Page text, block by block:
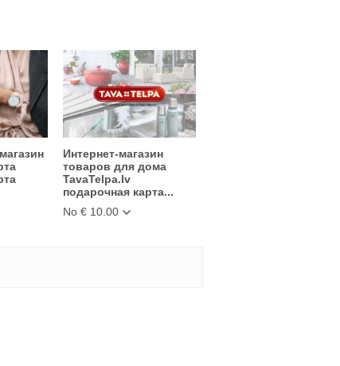
Интернет-магазин
товаров для дома
TavaTelpa.lv
подарочная карта...
No € 10.00